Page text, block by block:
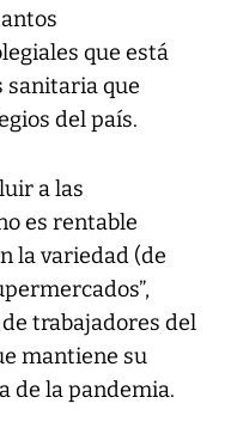
que está
sanitaria que
del país.
a las
es rentable
la variedad (de
trabajadores del
mantiene su
de la pandemia.